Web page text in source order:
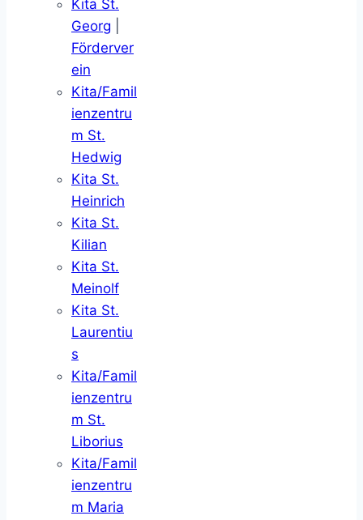
Kita St.
Georg
Förderver
ein
Kita/Famil
ienzentru
m St.
Hedwig
Kita St.
Heinrich
Kita St.
Kilian
Kita St.
Meinolf
Kita St.
Laurentiu
s
Kita/Famil
ienzentru
m St.
Liborius
Kita/Famil
ienzentru
m Maria